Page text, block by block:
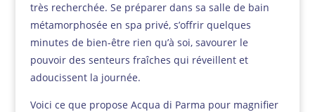
très recherchée. Se préparer dans sa salle de bain
métamorphosée en spa privé, s’offrir quelques
minutes de bien-être rien qu’à soi, savourer le
pouvoir des senteurs fraîches qui réveillent et
adoucissent la journée.
Voici ce que propose Acqua di Parma pour magnifier